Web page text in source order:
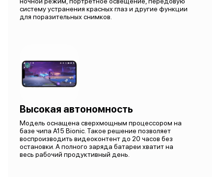
систему устранения красных глаз и другие функции
для поразительных снимков.
Высокая автономность
Модель оснащена сверхмощным процессором на
базе чипа A15 Bionic. Такое решение позволяет
воспроизводить видеоконтент до 20 часов без
остановки. А полного заряда батареи хватит на
весь рабочий продуктивный день.